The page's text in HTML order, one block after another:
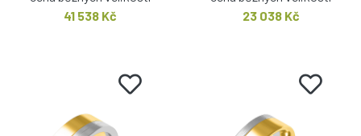
41 538 Kč
23 038 Kč